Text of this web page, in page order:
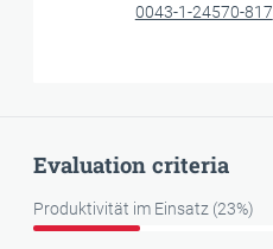
0043-1-24570-817
Evaluation criteria
Produktivität im Einsatz (23%)